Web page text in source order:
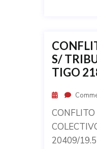
S/
TIGO
20409/